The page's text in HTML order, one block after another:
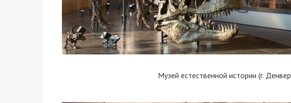
Музей естественной истории (г. Денвер